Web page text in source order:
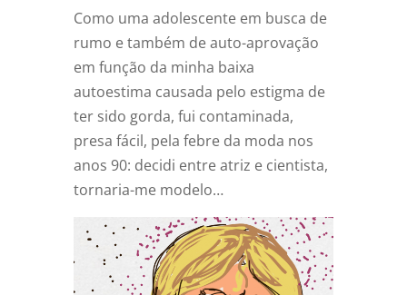
Como uma adolescente em busca de
rumo e também de auto-aprovação
em função da minha baixa
autoestima causada pelo estigma de
ter sido gorda, fui contaminada,
presa fácil, pela febre da moda nos
anos 90: decidi entre atriz e cientista,
tornaria-me modelo…